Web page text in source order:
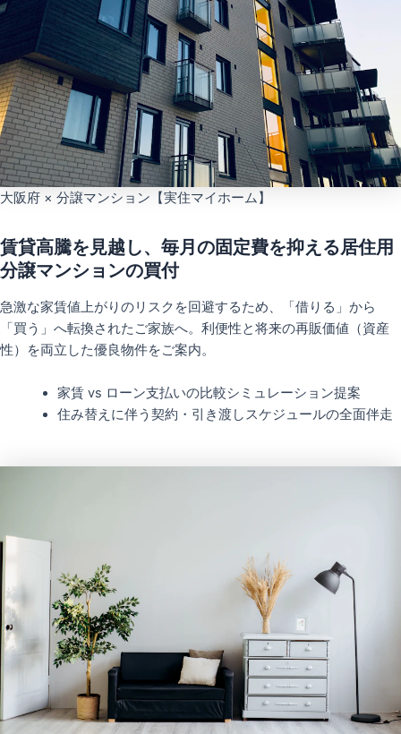
大阪府 × 分譲マンション【実住マイホーム】
賃貸高騰を見越し、毎月の固定費を抑える居住用
分譲マンションの買付
急激な家賃値上がりのリスクを回避するため、「借りる」から
「買う」へ転換されたご家族へ。利便性と将来の再販価値（資産
性）を両立した優良物件をご案内。
家賃 vs ローン支払いの比較シミュレーション提案
住み替えに伴う契約・引き渡しスケジュールの全面伴走